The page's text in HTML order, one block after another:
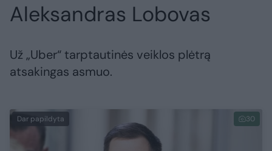
Aleksandras Lobovas
Už „Uber“ tarptautinės veiklos plėtrą
atsakingas asmuo.
Dar papildyta 30